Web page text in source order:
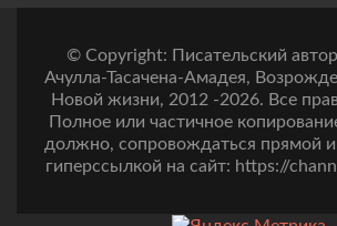
© Copyright: Писательский
Ачулла-Тасачена-Амадея,
Новой жизни, 2012 -2026. Все
Полное или частичное
должно, сопровождаться прямой
гиперссылкой на сайт: https://